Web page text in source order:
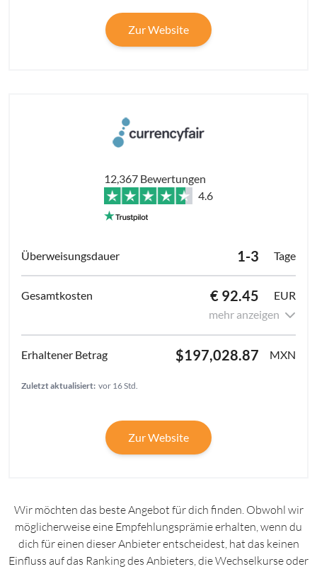
Zur Website
12,367 Bewertungen
4.6
1-3 Tage
€ 92.45
EUR
mehr anzeigen
$197,028.87 MXN
Zuletzt aktualisiert: vor 16 Std.
Zur Website
Wir möchten das beste Angebot für dich finden. Obwohl wir
möglicherweise eine Empfehlungsprämie erhalten, wenn du
dich für einen dieser Anbieter entscheidest, hat das keinen
Einfluss auf das Ranking des Anbieters, die Wechselkurse oder